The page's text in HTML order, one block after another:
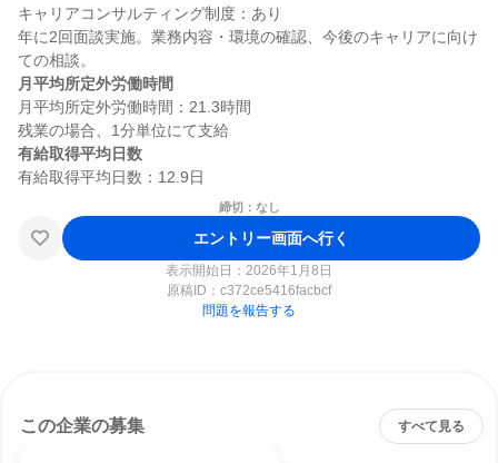
キャリアコンサルティング制度：あり
年に2回面談実施。業務内容・環境の確認、今後のキャリアに向け
月平均所定外労働時間
月平均所定外労働時間：21.3時間
有給取得平均日数
締切：なし
エントリー画面へ行く
表示開始日：2026年1月8日
原稿ID： c372ce5416facbcf
問題を報告する
この企業の募集 すべて見る